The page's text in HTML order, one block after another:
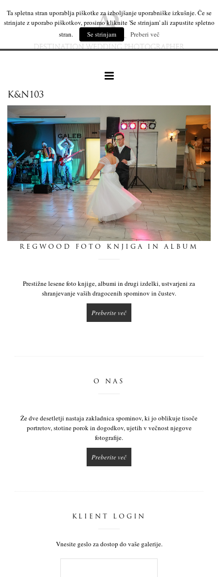
naše delo
leseni izdelki
dnevnik
K&N103
REGWOOD FOTO KNJIGA IN ALBUM
Prestižne lesene foto knjige, albumi in drugi izdelki, ustvarjeni za
shranjevanje vaših dragocenih spominov in čustev.
Preberite več
O NAS
Že dve desetletji nastaja zakladnica spominov, ki jo oblikuje tisoče
portretov, stotine porok in dogodkov, ujetih v večnost njegove
fotografije.
Preberite več
KLIENT LOGIN
Vnesite geslo za dostop do vaše galerije.
Ta spletna stran uporablja piškotke za izboljšanje uporabniške izkušnje. Če se
strinjate z uporabo piškotkov, prosimo kliknite 'Se strinjam' ali zapustite spletno
stran.
Se strinjam Preberi več